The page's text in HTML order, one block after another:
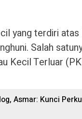
yang terdiri atas
Salah
Kecil Terluar
Asmar: Kunci